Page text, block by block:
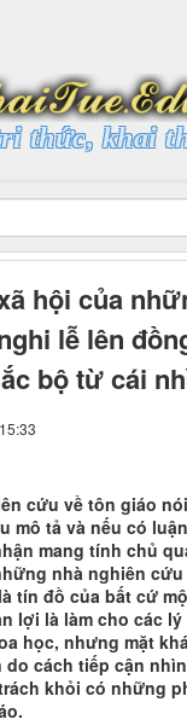
thức, khai
hội của
lễ lên
bộ từ cái
cứu về tôn giáo
mô tả và nếu có
mang tính chủ
nhà nghiên
tín đồ của bất cứ
lợi là làm cho các
học, nhưng mặt
cách tiếp cận
khỏi có những